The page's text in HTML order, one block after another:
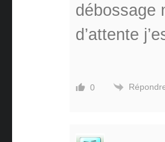
débossage
d’attente
0